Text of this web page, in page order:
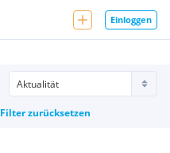
Einloggen
Filter zurücksetzen